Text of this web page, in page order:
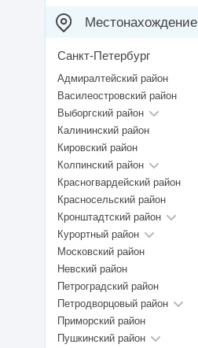
Местонахождение
Санкт-Петербург
Адмиралтейский район
Василеостровский район
Выборгский район
Калининский район
Кировский район
Колпинский район
Красногвардейский район
Красносельский район
Кронштадтский район
Курортный район
Московский район
Невский район
Петроградский район
Петродворцовый район
Приморский район
Пушкинский район